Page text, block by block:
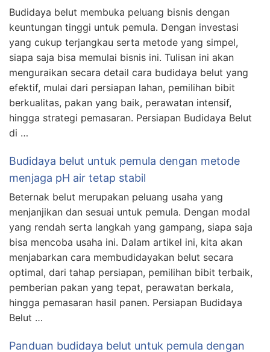
Budidaya belut membuka peluang bisnis dengan
keuntungan tinggi untuk pemula. Dengan investasi
yang cukup terjangkau serta metode yang simpel,
siapa saja bisa memulai bisnis ini. Tulisan ini akan
menguraikan secara detail cara budidaya belut yang
efektif, mulai dari persiapan lahan, pemilihan bibit
berkualitas, pakan yang baik, perawatan intensif,
hingga strategi pemasaran. Persiapan Budidaya Belut
di …
Budidaya belut untuk pemula dengan metode
menjaga pH air tetap stabil
Beternak belut merupakan peluang usaha yang
menjanjikan dan sesuai untuk pemula. Dengan modal
yang rendah serta langkah yang gampang, siapa saja
bisa mencoba usaha ini. Dalam artikel ini, kita akan
menjabarkan cara membudidayakan belut secara
optimal, dari tahap persiapan, pemilihan bibit terbaik,
pemberian pakan yang tepat, perawatan berkala,
hingga pemasaran hasil panen. Persiapan Budidaya
Belut …
Panduan budidaya belut untuk pemula dengan